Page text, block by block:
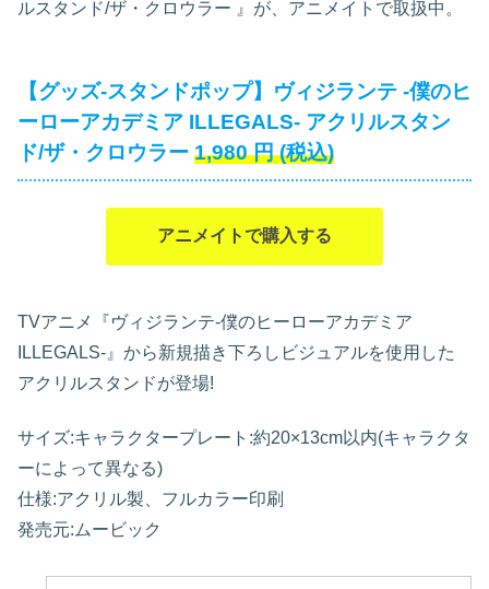
ルスタンド/ザ・クロウラー 』が、アニメイトで取扱中。
【グッズ-スタンドポップ】ヴィジランテ -僕のヒ
ーローアカデミア ILLEGALS- アクリルスタン
ド/ザ・クロウラー 1,980 円 (税込)
アニメイトで購入する
TVアニメ『ヴィジランテ-僕のヒーローアカデミア
ILLEGALS-』から新規描き下ろしビジュアルを使用した
アクリルスタンドが登場!
サイズ:キャラクタープレート:約20×13cm以内(キャラクタ
ーによって異なる)
仕様:アクリル製、フルカラー印刷
発売元:ムービック